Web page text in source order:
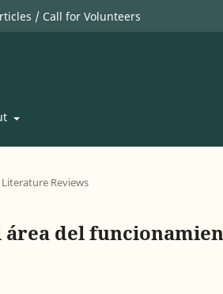
/ Call for Volunteers
Literature Reviews
área del